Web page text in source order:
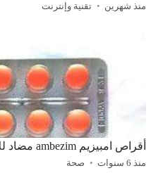
منذ شهرين تقنية وإنترنت
أقراص امبيزيم ambezim مضاد للإلتهابات والتورم والبواسير
منذ 6 سنوات صحة